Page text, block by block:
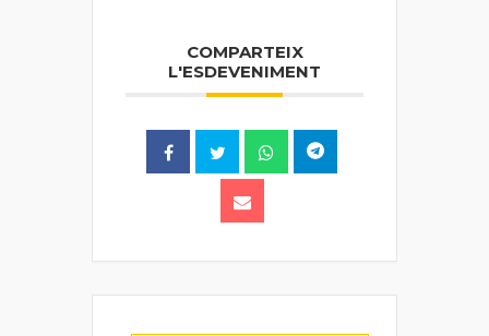
COMPARTEIX
L'ESDEVENIMENT